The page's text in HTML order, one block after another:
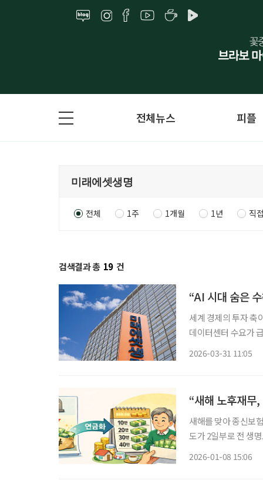
전체뉴스 피플
전체 1주 1개월 1년 직
검색결과 총 19 건
세계 경제의 투자 축
데이터센터 수요가
2026-03-31 11:05
“새해 노후재무
새해를 맞아 종신보
도가 2일부로 전 생
2026-01-08 15:06